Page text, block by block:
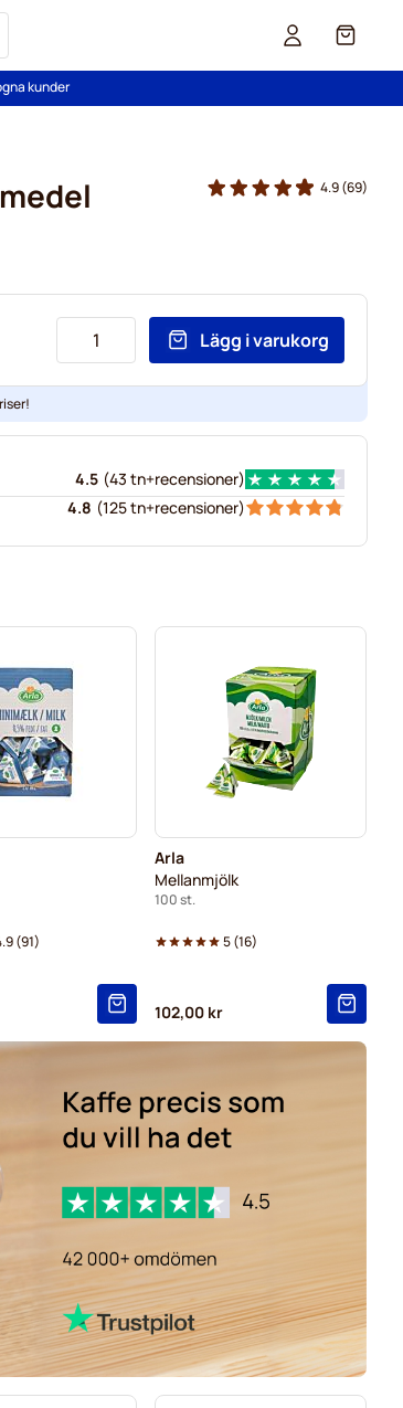
Cart
kunder
4.9(69)
Lägg i varukorg
4.5 (43 tn+recensioner)
4.8 (125 tn+recensioner)
(91)
Arla
Mellanmjölk
100 st.
5(16)
102,00 kr